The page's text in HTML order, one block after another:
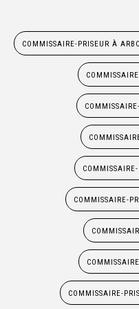
COMMISSAIRE-PRISEUR À
COMMISSAIRE-
COMMISSAIRE-